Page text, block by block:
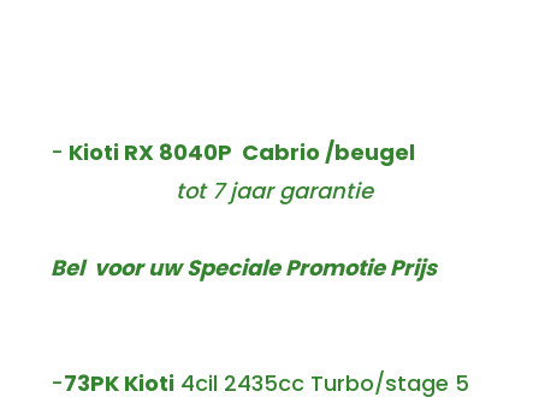
- Kioti RX 8040P Cabrio /beugel
tot 7 jaar garantie
Bel voor uw Speciale Promotie Prijs
-73PK Kioti 4cil 2435cc Turbo/stage 5